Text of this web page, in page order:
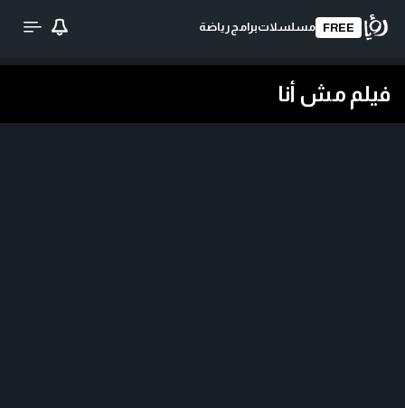
FREE مسلسلاتبرامج رياضة
فيلم مش أنا